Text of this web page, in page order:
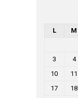
L M
3
4
10
11
17
18